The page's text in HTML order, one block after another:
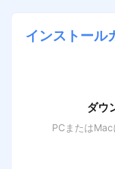
インストール
ダウ
PCまたは